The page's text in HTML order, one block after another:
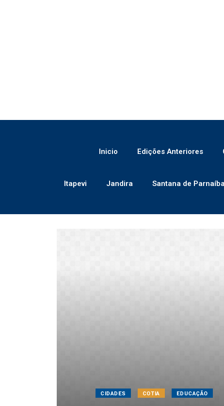
Inicio Edições Anteriores
Itapevi Jandira Santana de
CIDADES COTIA EDUCAÇÃO